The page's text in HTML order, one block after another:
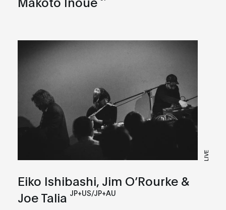
LIVE
Eiko Ishibashi, Jim O’Rourke &
Joe Talia JP+US/JP+AU